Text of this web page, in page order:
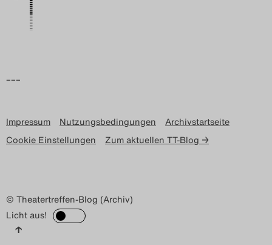
–––
Impressum Nutzungsbedingungen
Archivstartseite
Cookie Einstellungen
Zum aktuellen TT-Blog →
© Theatertreffen-Blog (Archiv)
Licht aus!
↑